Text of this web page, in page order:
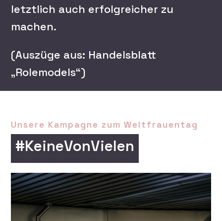
letztlich auch erfolgreicher zu
machen.
(Auszüge aus: Handelsblatt
„Rolemodels“)
Unsere Kampagne zum Weltfrauentag
#KeineVonVielen